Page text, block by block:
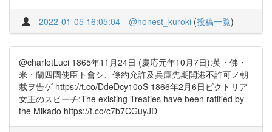
2022-01-05 16:05:04 @honest_kuroki (投稿一覧)
@charlotLuci 1865年11月24日 (慶応元年10月7日):英・佛・
米・蘭四國使臣ト會シ、條約允許及兵庫先期開港不許可ノ朝
裁ヲ告ゲ https://t.co/DdeDcy10oS 1866年2月6日ビクトリア
女王のスピーチ:The existing Treaties have been ratified by
the Mikado https://t.co/c7b7CGuyJD